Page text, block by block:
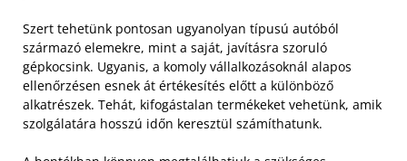
Szert tehetünk pontosan ugyanolyan típusú autóból
származó elemekre, mint a saját, javításra szoruló
gépkocsink. Ugyanis, a komoly vállalkozásoknál alapos
ellenőrzésen esnek át értékesítés előtt a különböző
alkatrészek. Tehát, kifogástalan termékeket vehetünk, amik
szolgálatára hosszú időn keresztül számíthatunk.